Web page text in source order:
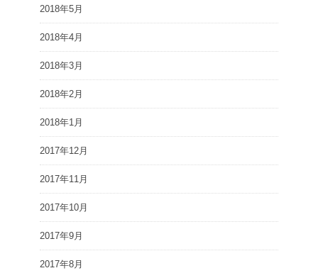
2018年5月
2018年4月
2018年3月
2018年2月
2018年1月
2017年12月
2017年11月
2017年10月
2017年9月
2017年8月